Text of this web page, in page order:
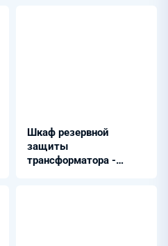
Шкаф резервной
защиты
трансформатора -